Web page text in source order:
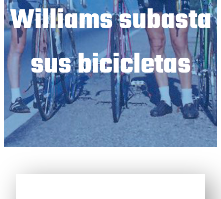
Williams subasta
sus bicicletas